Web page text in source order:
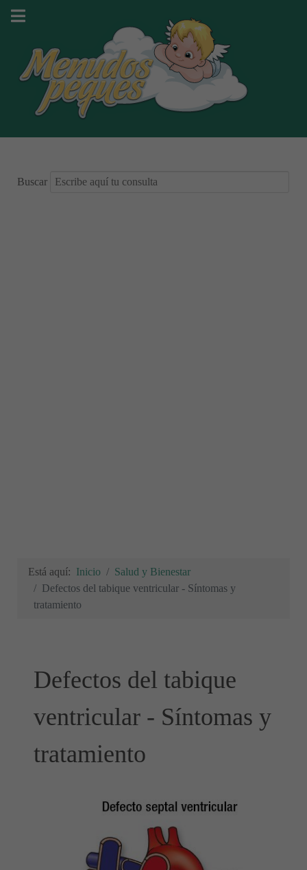
Buscar
Está aquí: Inicio
Salud y Bienestar
Defectos del tabique ventricular - Síntomas y
tratamiento
Defectos del tabique
ventricular - Síntomas y
tratamiento